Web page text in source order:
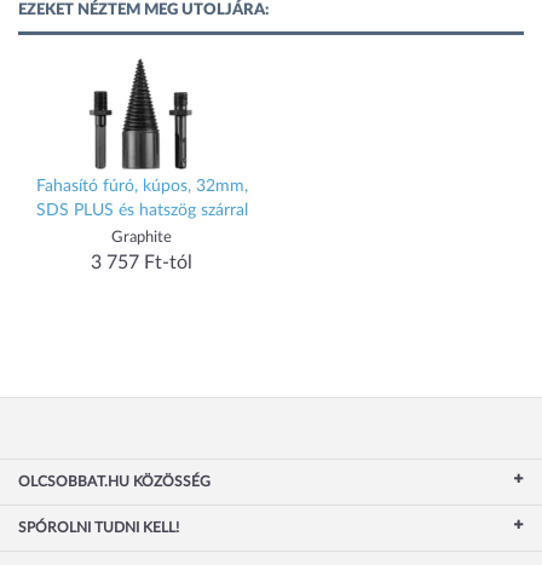
EZEKET NÉZTEM MEG UTOLJÁRA:
Fahasító fúró, kúpos, 32mm,
SDS PLUS és hatszög szárral
Graphite
3 757 Ft-tól
OLCSOBBAT.HU KÖZÖSSÉG
SPÓROLNI TUDNI KELL!